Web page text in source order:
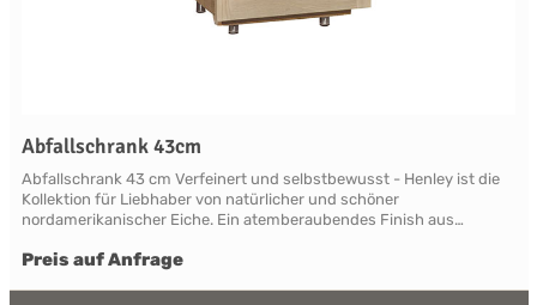
Abfallschrank 43cm
Abfallschrank 43 cm Verfeinert und selbstbewusst - Henley ist die
Kollektion für Liebhaber von natürlicher und schöner
nordamerikanischer Eiche. Ein atemberaubendes Finish aus
modernen Mainstream abhebt. Die Eiche ist so gut geschützt und
Preis auf Anfrage